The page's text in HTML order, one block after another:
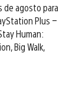
de agosto para
Plus –
Human:
Big Walk,